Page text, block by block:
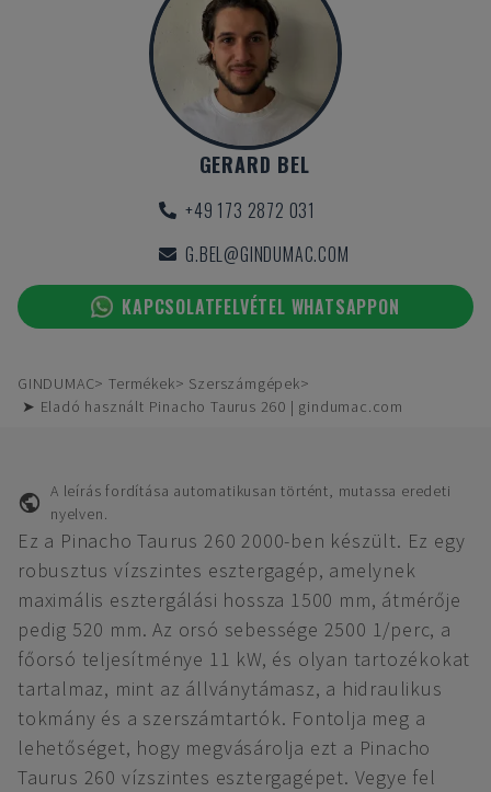
GERARD BEL
+49 173 2872 031
G.BEL@GINDUMAC.COM
KAPCSOLATFELVÉTEL WHATSAPPON
GINDUMAC Termékek
Szerszámgépek
➤ Eladó használt Pinacho Taurus 260 | gindumac.com
A leírás fordítása automatikusan történt, mutassa eredeti
nyelven.
Ez a Pinacho Taurus 260 2000-ben készült. Ez egy
robusztus vízszintes esztergagép, amelynek
maximális esztergálási hossza 1500 mm, átmérője
pedig 520 mm. Az orsó sebessége 2500 1/perc, a
főorsó teljesítménye 11 kW, és olyan tartozékokat
tartalmaz, mint az állványtámasz, a hidraulikus
tokmány és a szerszámtartók. Fontolja meg a
lehetőséget, hogy megvásárolja ezt a Pinacho
Taurus 260 vízszintes esztergagépet. Vegye fel